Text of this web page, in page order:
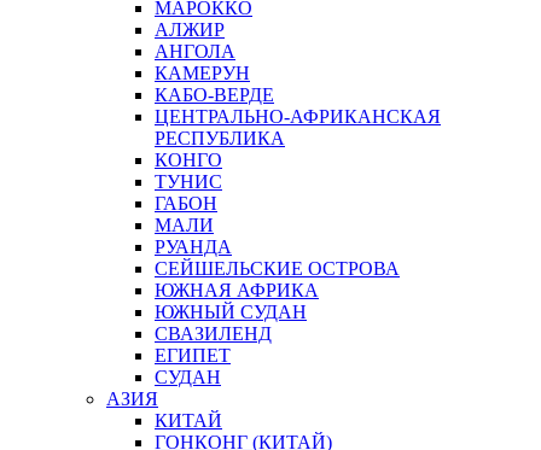
МАРОККО
АЛЖИР
АНГОЛА
КАМЕРУН
КАБО-ВЕРДЕ
ЦЕНТРАЛЬНО-АФРИКАНСКАЯ
РЕСПУБЛИКА
КОНГО
ТУНИС
ГАБОН
МАЛИ
РУАНДА
СЕЙШЕЛЬСКИЕ ОСТРОВА
ЮЖНАЯ АФРИКА
ЮЖНЫЙ СУДАН
СВАЗИЛЕНД
ЕГИПЕТ
СУДАН
АЗИЯ
КИТАЙ
ГОНКОНГ (КИТАЙ)